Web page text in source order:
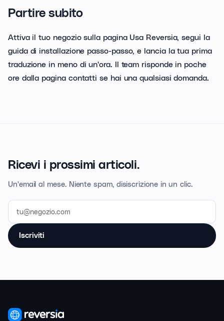
Partire subito
Attiva il tuo negozio sulla pagina Usa Reversia, segui la
guida di installazione passo-passo, e lancia la tua prima
traduzione in meno di un'ora. Il team risponde in poche
ore dalla pagina contatti se hai una qualsiasi domanda.
Ricevi i prossimi articoli.
Un'email al mese. Niente spam, disiscrizione in un clic.
Iscriviti